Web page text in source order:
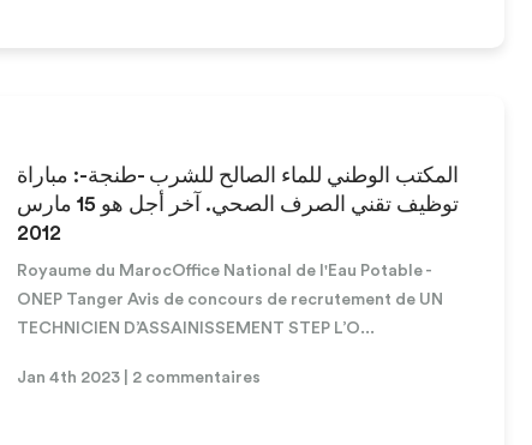
المكتب الوطني للماء الصالح للشرب -طنجة-: مباراة
توظيف تقني الصرف الصحي. آخر أجل هو 15 مارس
2012
Royaume du MarocOffice National de l'Eau Potable -
ONEP Tanger Avis de concours de recrutement de UN
TECHNICIEN D’ASSAINISSEMENT STEP L’O...
Jan 4th 2023 | 2 commentaires